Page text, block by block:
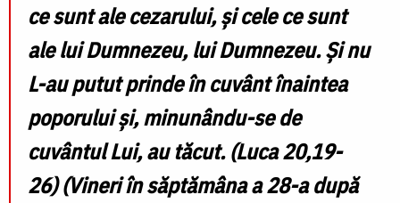
ce sunt ale cezarului, și cele ce sunt
ale lui Dumnezeu, lui Dumnezeu. Și nu
L-au putut prinde în cuvânt înaintea
poporului și, minunându-se de
cuvântul Lui, au tăcut. (Luca 20,19-
26)(Vineri în săptămâna a 28-a după